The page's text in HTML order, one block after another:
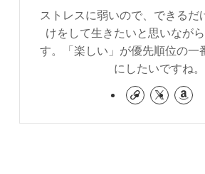
ストレスに弱いので、できるだ
けをして生きたいと思いなが
す。「楽しい」が優先順位の一
にしたいですね。